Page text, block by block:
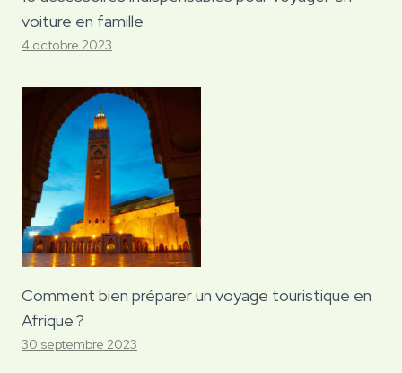
voiture en famille
4 octobre 2023
Comment bien préparer un voyage touristique en
Afrique ?
30 septembre 2023